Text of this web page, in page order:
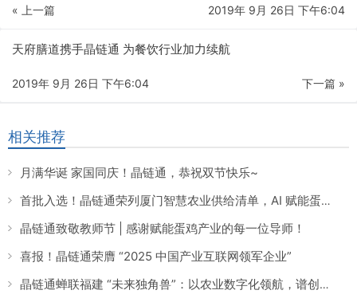
« 上一篇 2019年 9月 26日 下午6:04
天府膳道携手晶链通 为餐饮行业加力续航
下一篇 »
2019年 9月 26日 下午6:04
相关推荐
月满华诞 家国同庆！晶链通，恭祝双节快乐~
首批入选！晶链通荣列厦门智慧农业供给清单，AI 赋能蛋鸡养殖引领产业数智化转型
晶链通致敬教师节 | 感谢赋能蛋鸡产业的每一位导师！
喜报！晶链通荣膺 “2025 中国产业互联网领军企业”
晶链通蝉联福建 “未来独角兽”：以农业数字化领航，谱创新时代华章